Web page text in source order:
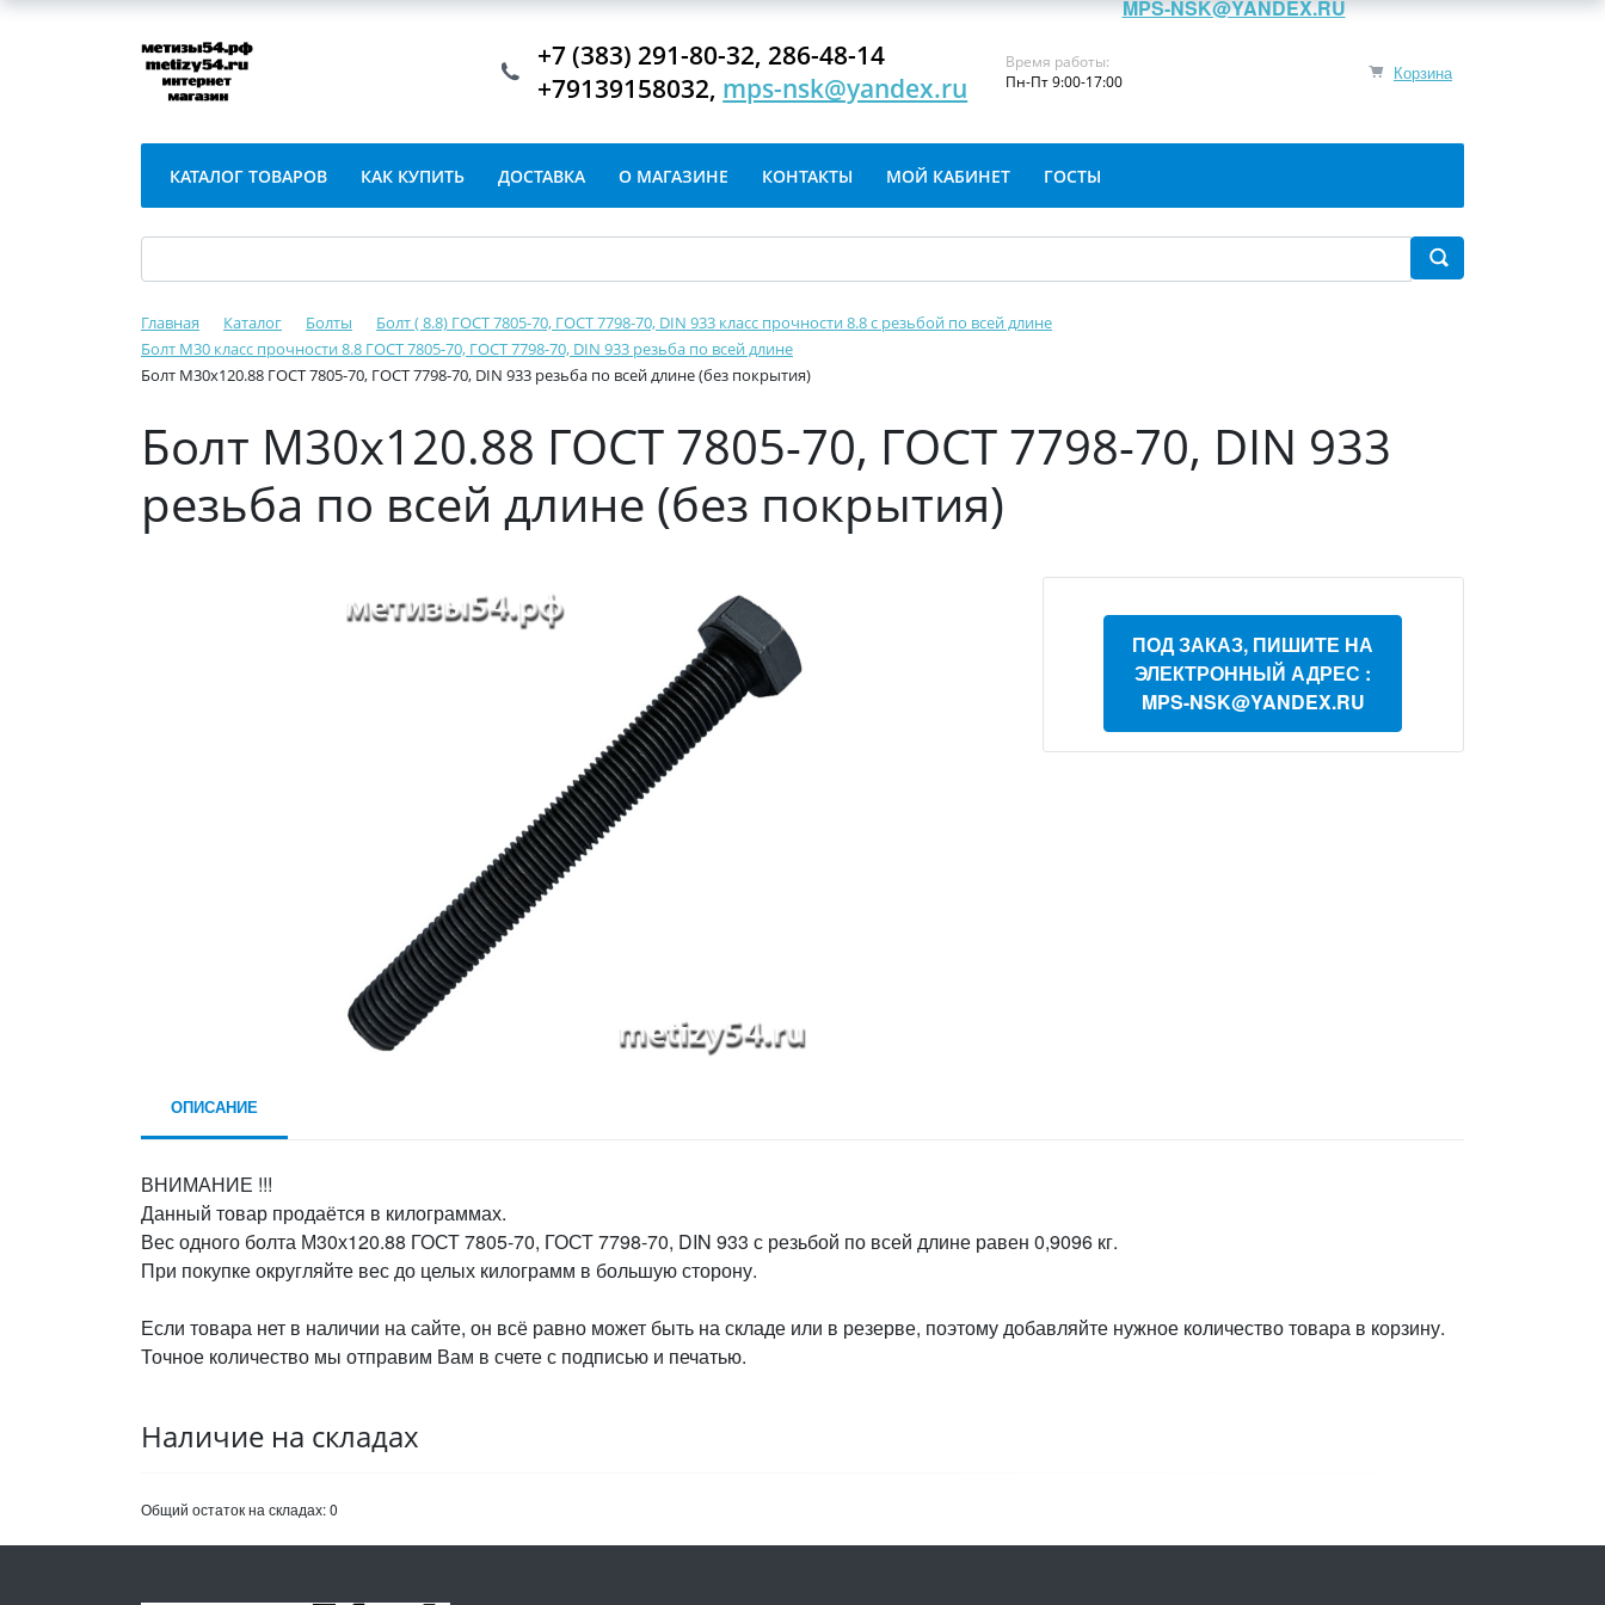
Корзина
+7 (383) 291-80-32, 286-48-14
+79139158032, mps-nsk@yandex.ru
Время работы:
Пн-Пт 9:00-17:00
КАТАЛОГ ТОВАРОВ КАК КУПИТЬ ДОСТАВКА О МАГАЗИНЕ КОНТАКТЫ МОЙ КАБИНЕТ ГОСТЫ
Главная Каталог Болты
Болт ( 8.8) ГОСТ 7805-70, ГОСТ 7798-70, DIN 933 класс прочности 8.8 с резьбой по всей длине
Болт М30 класс прочности 8.8 ГОСТ 7805-70, ГОСТ 7798-70, DIN 933 резьба по всей длине
Болт М30х120.88 ГОСТ 7805-70, ГОСТ 7798-70, DIN 933 резьба по всей длине (без покрытия)
Болт М30х120.88 ГОСТ 7805-70, ГОСТ 7798-70, DIN 933
резьба по всей длине (без покрытия)
ПОД ЗАКАЗ, ПИШИТЕ НА
ЭЛЕКТРОННЫЙ АДРЕС :
MPS-NSK@YANDEX.RU
ОПИСАНИЕ
ВНИМАНИЕ !!!
Данный товар продаётся в килограммах.
Вес одного болта М30х120.88 ГОСТ 7805-70, ГОСТ 7798-70, DIN 933 с резьбой по всей длине равен 0,9096 кг.
При покупке округляйте вес до целых килограмм в большую сторону.
Если товара нет в наличии на сайте, он всё равно может быть на складе или в резерве, поэтому добавляйте нужное количество товара в корзину.
Точное количество мы отправим Вам в счете с подписью и печатью.
MPS-NSK@YANDEX.RU
Наличие на складах
Общий остаток на складах:0